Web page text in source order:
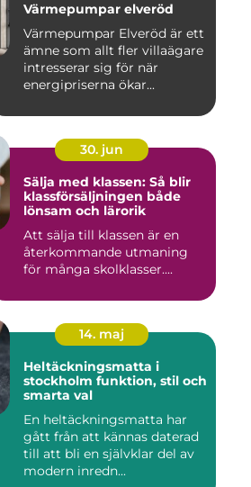
Värmepumpar elveröd
Värmepumpar Elveröd är ett
ämne som allt fler villaägare
intresserar sig för när
energipriserna ökar...
30. jun
Sälja med klassen: Så blir
klassförsäljningen både
lönsam och lärorik
Att sälja till klassen är en
återkommande utmaning
för många skolklasser....
14. maj
Heltäckningsmatta i
stockholm funktion, stil och
smarta val
En heltäckningsmatta har
gått från att kännas daterad
till att bli en självklar del av
modern inredn...